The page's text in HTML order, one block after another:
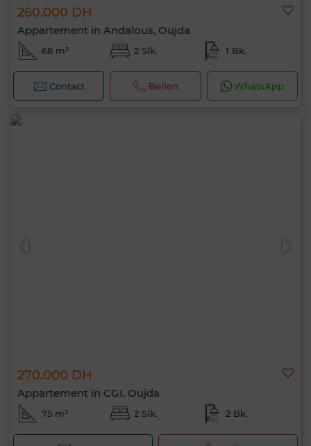
260.000 DH
Appartement in Andalous, Oujda
68 m² 2 Slk. 1 Bk.
Contact Bellen WhatsApp
270.000 DH
Appartement in CGI, Oujda
75 m² 2 Slk. 2 Bk.